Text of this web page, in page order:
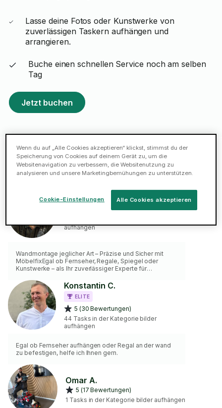
Lasse deine Fotos oder Kunstwerke von
zuverlässigen Taskern aufhängen und
arrangieren.
Buche einen schnellen Service noch am selben
Tag
Jetzt buchen
Empfohlene Tasker in Stuttgart
Mehmet S.
4.9 (41 Bewertungen)
aufhängen
Wandmontage jeglicher Art – Präzise und Sicher mit
MöbelfixEgal ob Fernseher, Regale, Spiegel oder
Kunstwerke – als Ihr zuverlässiger Experte für
dass Ihre Gegenstände sicher und stabil an der Wand
befestigt sind. Mit professionellen Geräten und der
richtigen Verschraubung biete ich Ihnen einen
erstklassigen Service.Meine Wandmontage-Leistungen
umfassen:Fernseher: Sichere und präzise Montage,
damit Ihr Fernseher perfekt sitzt.Regale: Stabile
Konstantin C.
ELITE
5 (30 Bewertungen)
44 Tasks in der Kategorie bilder
aufhängen
Egal ob Fernseher aufhängen oder Regal an der wand
zu befestigen, helfe ich Ihnen gern.
Omar A.
5 (17 Bewertungen)
1 Tasks in der Kategorie bilder aufhängen
Wenn du auf „Alle Cookies akzeptieren“ klickst, stimmst du der
Speicherung von Cookies auf deinem Gerät zu, um die
Websitenavigation zu verbessern, die Websitenutzung zu
analysieren und unsere Marketingbemühungen zu unterstützen.
Alle Cookies akzeptieren
Cookie-Einstellungen